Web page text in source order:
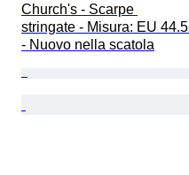
Church's - Scarpe
stringate - Misura: EU 44.5
- Nuovo nella scatola